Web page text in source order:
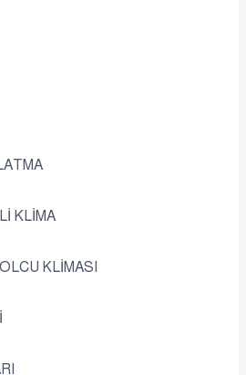
KLİMA
KLİMASI